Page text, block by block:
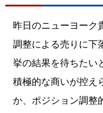
昨日のニューヨーク
調整による売 りに下
挙の結果を待ちたい
積極的な商いが控え
か、ポジション調整